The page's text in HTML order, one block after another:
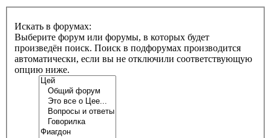
Искать в форумах:
Выберите форум или форумы, в которых будет
произведён поиск. Поиск в подфорумах производится
автоматически, если вы не отключили соответствующую
опцию ниже.